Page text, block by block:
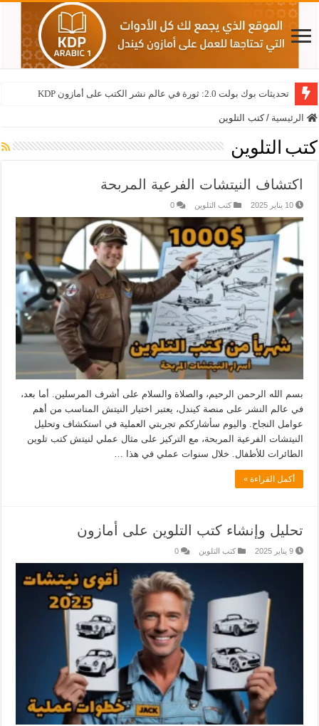
تحديثات بوك بولت 2.0: ثورة في عالم نشر الكتب على أمازون KDP
نيش جيكساو سودوكو: دليلك الشامل لتصدر نتائج أمازون KDP
الرئيسية / كتب التلوين
كتب التلوين
اكتشاف النيتشات الفرعية المربحة
10 يناير 2025 كتب التلوين 0
بسم الله الرحمن الرحيم، والصلاة والسلام على أشرف المرسلين. أما بعد،
في عالم النشر على منصة كيندل، يعتبر اختيار النيتش المناسب من أهم
عوامل النجاح. واليوم سأشارككم تجربتي العملية في استكشاف وتحليل
النيتشات الفرعية المربحة، مع التركيز على مثال عملي لنيتش كتب تلوين
الطائرات للأطفال. خلال سنوات عملي في هذا …
أكمل القراءة »
تحليل وإنشاء كتب التلوين على أمازون
9 يناير 2025 كتب التلوين 0